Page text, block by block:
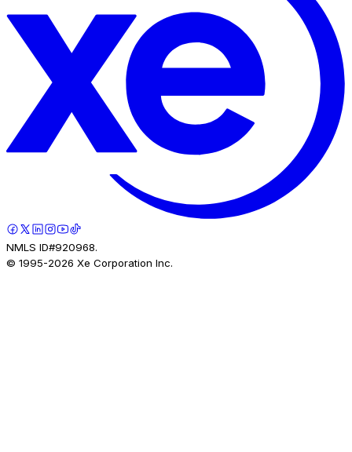
NMLS ID#920968.
© 1995-2026 Xe Corporation Inc.